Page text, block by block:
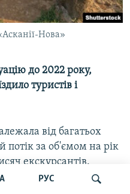
РУС
Нова»
до 2022 року,
туристів і
від багатьох
за об'ємом на рік
екскурсантів.
дуже багато